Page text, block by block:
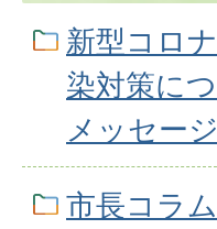
新型コロ
染対策に
メッセージ
市長コラ